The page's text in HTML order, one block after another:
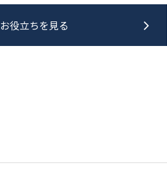
お役立ちを見る